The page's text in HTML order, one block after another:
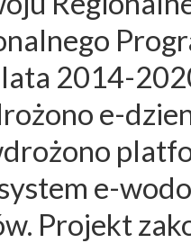
2014-
e-
e-
Projekt